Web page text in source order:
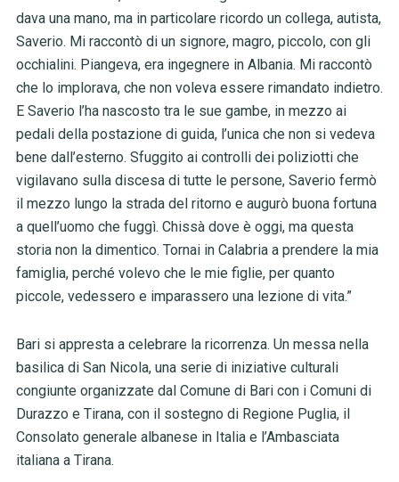
dava una mano, ma in particolare ricordo un collega, autista,
Saverio. Mi raccontò di un signore, magro, piccolo, con gli
occhialini. Piangeva, era ingegnere in Albania. Mi raccontò
che lo implorava, che non voleva essere rimandato indietro.
E Saverio l’ha nascosto tra le sue gambe, in mezzo ai
pedali della postazione di guida, l’unica che non si vedeva
bene dall’esterno. Sfuggito ai controlli dei poliziotti che
vigilavano sulla discesa di tutte le persone, Saverio fermò
il mezzo lungo la strada del ritorno e augurò buona fortuna
a quell’uomo che fuggì. Chissà dove è oggi, ma questa
storia non la dimentico. Tornai in Calabria a prendere la mia
famiglia, perché volevo che le mie figlie, per quanto
piccole, vedessero e imparassero una lezione di vita.”
Bari si appresta a celebrare la ricorrenza. Un messa nella
basilica di San Nicola, una serie di iniziative culturali
congiunte organizzate dal Comune di Bari con i Comuni di
Durazzo e Tirana, con il sostegno di Regione Puglia, il
Consolato generale albanese in Italia e l’Ambasciata
italiana a Tirana.